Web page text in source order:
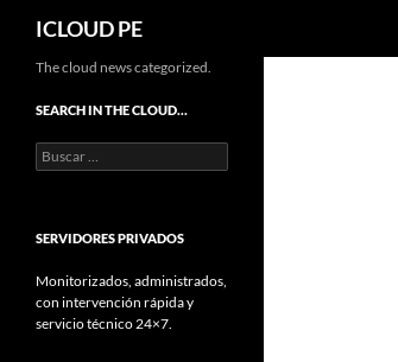
Saltar
contenido
ICLOUD PE
The cloud news categorized.
SEARCH IN THE CLOUD…
Buscar:
SERVIDORES PRIVADOS
Monitorizados, administrados,
con intervención rápida y
servicio técnico 24×7.